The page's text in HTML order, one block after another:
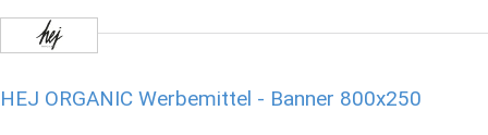
HEJ ORGANIC Werbemittel - Banner 800x250